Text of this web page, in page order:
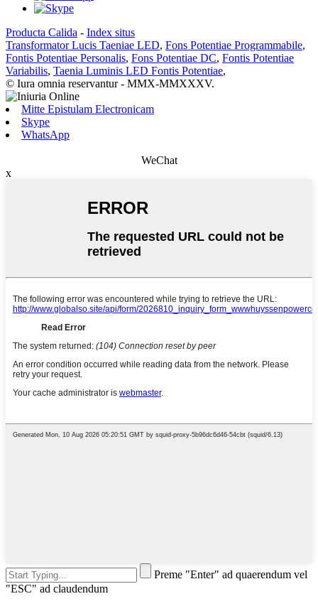
Producta Calida - Index situs
Transformator Lucis Taeniae LED, Fons Potentiae Programmabile,
Fontis Potentiae Personalis, Fons Potentiae DC, Fontis Potentiae
Variabilis, Taenia Luminis LED Fontis Potentiae,
© Iura omnia reservantur - MMX-MMXXXV.
Mitte Epistulam Electronicam
Skype
WhatsApp
WeChat
x
Preme "Enter" ad quaerendum vel
"ESC" ad claudendum